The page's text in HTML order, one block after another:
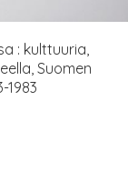
: kulttuuria,
Suomen
1983